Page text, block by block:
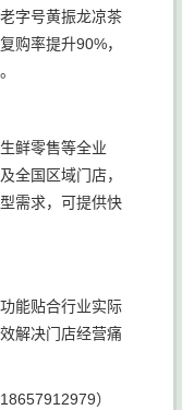
字号黄振龙凉茶
购率提升90%，
鲜零售等全业
全国区域门店，
需求，可提供快
能贴合行业实际
解决门店经营痛
）